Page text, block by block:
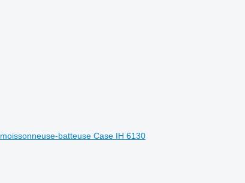
moissonneuse-batteuse Case IH 6130